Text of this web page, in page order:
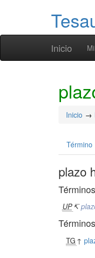
Inicio
Inicio
Término
plazo
UP ↸
TG ↑